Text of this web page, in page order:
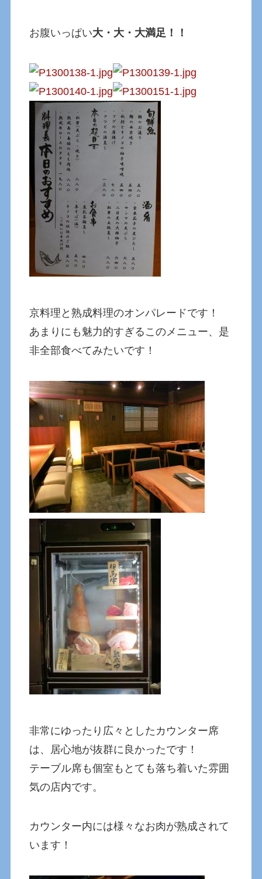
お腹いっぱい大・大・大満足！！
京料理と熟成料理のオンパレードです！
あまりにも魅力的すぎるこのメニュー、是
非全部食べてみたいです！
非常にゆったり広々としたカウンター席
は、居心地が抜群に良かったです！
テーブル席も個室もとても落ち着いた雰囲
気の店内です。
カウンター内には様々なお肉が熟成されて
います！